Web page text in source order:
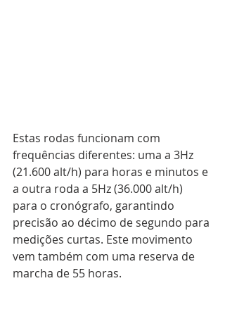
Estas rodas funcionam com
frequências diferentes: uma a 3Hz
(21.600 alt/h) para horas e minutos e
a outra roda a 5Hz (36.000 alt/h)
para o cronógrafo, garantindo
precisão ao décimo de segundo para
medições curtas. Este movimento
vem também com uma reserva de
marcha de 55 horas.